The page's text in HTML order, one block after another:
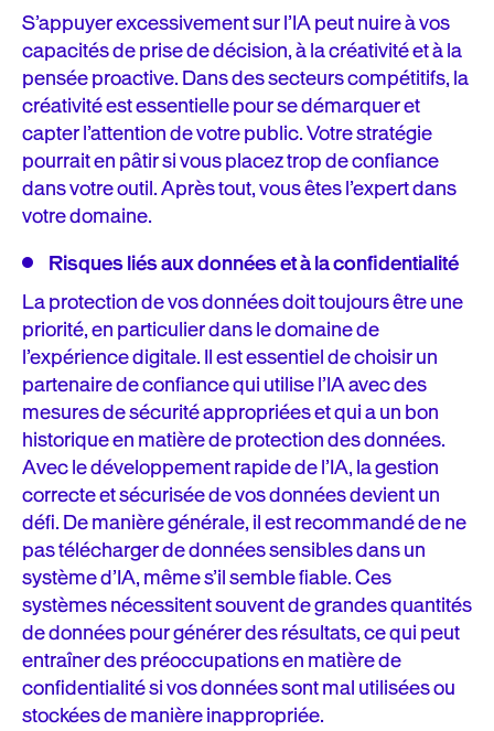
S’appuyer excessivement sur l’IA peut nuire à vos
capacités de prise de décision, à la créativité et à la
pensée proactive. Dans des secteurs compétitifs, la
créativité est essentielle pour se démarquer et
capter l’attention de votre public. Votre stratégie
pourrait en pâtir si vous placez trop de confiance
dans votre outil. Après tout, vous êtes l’expert dans
votre domaine.
Risques liés aux données et à la confidentialité
La protection de vos données doit toujours être une
priorité, en particulier dans le domaine de
l’expérience digitale. Il est essentiel de choisir un
partenaire de confiance qui utilise l’IA avec des
mesures de sécurité appropriées et qui a un bon
historique en matière de protection des données.
Avec le développement rapide de l’IA, la gestion
correcte et sécurisée de vos données devient un
défi. De manière générale, il est recommandé de ne
pas télécharger de données sensibles dans un
système d’IA, même s’il semble fiable. Ces
systèmes nécessitent souvent de grandes quantités
de données pour générer des résultats, ce qui peut
entraîner des préoccupations en matière de
confidentialité si vos données sont mal utilisées ou
stockées de manière inappropriée.